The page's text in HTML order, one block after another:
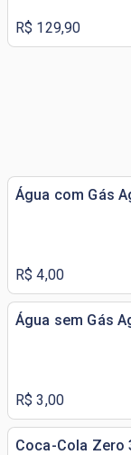
R$ 129,90
Água com Gás
R$ 4,00
Água sem Gás
R$ 3,00
Coca-Cola Zero